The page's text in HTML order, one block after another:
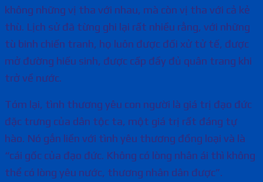
không những vị tha với nhau, mà còn vị tha với cả kẻ
thù. Lịch sử đã từng ghi lại rất nhiều rằng, với những
tù binh chiến tranh, họ luôn được đối xử tử tế, được
mở đường hiếu sinh, được cấp đầy đủ quân trang khi
trở về nước.
Tóm lại, tình thương yêu con người là giá trị đạo đức
đặc trưng của dân tộc ta, một giá trị rất đáng tự
hào. Nó gắn liền với tình yêu thương đồng loại và là
“cái gốc của đạo đức. Không có lòng nhân ái thì không
thể có lòng yêu nước, thương nhân dân được”.